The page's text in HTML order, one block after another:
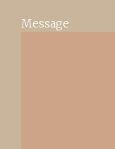
Message